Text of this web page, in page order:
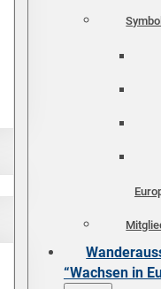
“Wachsen in